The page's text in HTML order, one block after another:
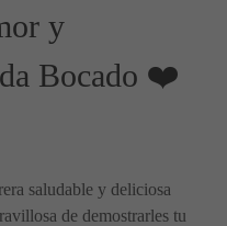
y
Bocado ❤️
saludable y deliciosa
de demostrarles tu